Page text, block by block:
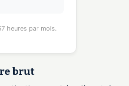
heures par mois.
brut